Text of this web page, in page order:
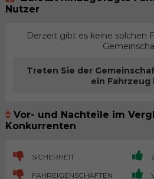
Nutzer
Derzeit gibt es keine solchen
Treten Sie der
ein Fahrzeug
Vor- und Nachteile im
Konkurrenten
SICHERHEIT
FAHREIGENSCHAFTEN